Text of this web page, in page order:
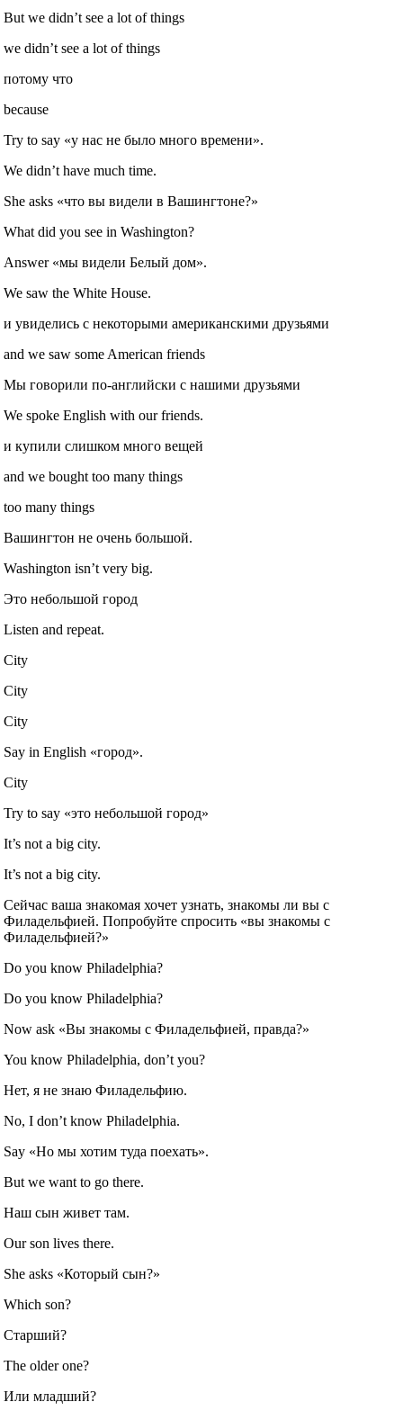
But we didn’t see a lot of things
we didn’t see a lot of things
потому что
because
Try to say «у нас не было много времени».
We didn’t have much time.
She asks «что вы видели в Вашингтоне?»
What did you see in Washington?
Answer «мы видели Белый дом».
We saw the White House.
и увиделись с некоторыми американскими друзьями
and we saw some American friends
Мы говорили по-английски с нашими друзьями
We spoke English with our friends.
и купили слишком много вещей
and we bought too many things
too many things
Вашингтон не очень большой.
Washington isn’t very big.
Это небольшой город
Listen and repeat.
City
City
City
Say in English «город».
City
Try to say «это небольшой город»
It’s not a big city.
It’s not a big city.
Сейчас ваша знакомая хочет узнать, знакомы ли вы с
Филадельфией. Попробуйте спросить «вы знакомы с
Филадельфией?»
Do you know Philadelphia?
Do you know Philadelphia?
Now ask «Вы знакомы с Филадельфией, правда?»
You know Philadelphia, don’t you?
Нет, я не знаю Филадельфию.
No, I don’t know Philadelphia.
Say «Но мы хотим туда поехать».
But we want to go there.
Наш сын живет там.
Our son lives there.
She asks «Который сын?»
Which son?
Старший?
The older one?
Или младший?